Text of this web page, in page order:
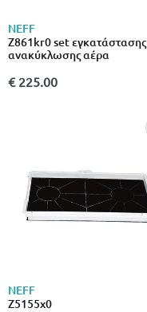
NEFF
Z861kr0 set εγκατάστασης
ανακύκλωσης αέρα
€ 225.00
NEFF
Z5155x0